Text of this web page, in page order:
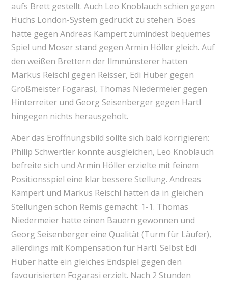
aufs Brett gestellt. Auch Leo Knoblauch schien gegen
Huchs London-System gedrückt zu stehen. Boes
hatte gegen Andreas Kampert zumindest bequemes
Spiel und Moser stand gegen Armin Höller gleich. Auf
den weißen Brettern der Ilmmünsterer hatten
Markus Reischl gegen Reisser, Edi Huber gegen
Großmeister Fogarasi, Thomas Niedermeier gegen
Hinterreiter und Georg Seisenberger gegen Hartl
hingegen nichts herausgeholt.
Aber das Eröffnungsbild sollte sich bald korrigieren:
Philip Schwertler konnte ausgleichen, Leo Knoblauch
befreite sich und Armin Höller erzielte mit feinem
Positionsspiel eine klar bessere Stellung. Andreas
Kampert und Markus Reischl hatten da in gleichen
Stellungen schon Remis gemacht: 1-1. Thomas
Niedermeier hatte einen Bauern gewonnen und
Georg Seisenberger eine Qualität (Turm für Läufer),
allerdings mit Kompensation für Hartl. Selbst Edi
Huber hatte ein gleiches Endspiel gegen den
favourisierten Fogarasi erzielt. Nach 2 Stunden